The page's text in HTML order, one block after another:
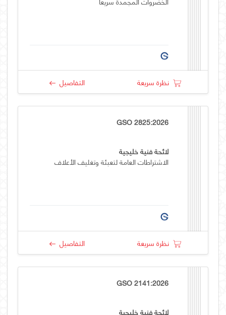
نظرة سريعة التفاصيل
GSO 2825:2026
لائحة فنية خليجية
الاشتراطات العامة لتعبئة وتغليف الأعلاف
نظرة سريعة التفاصيل
GSO 2141:2026
لائحة فنية خليجية